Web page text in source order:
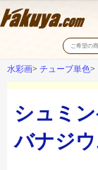
水彩画 チューブ単色
シュミ
バナジ